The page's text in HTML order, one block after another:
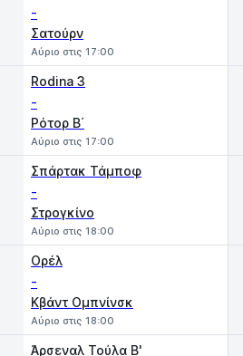
-
Σατούρν
Αύριο στις 17:00
Rodina 3
-
Ρότορ Β΄
Αύριο στις 17:00
Σπάρτακ Τάμποφ
-
Στρογκίνο
Αύριο στις 18:00
Ορέλ
-
Κβάντ Ομπνίνσκ
Αύριο στις 18:00
Άρσεναλ Τούλα Β'